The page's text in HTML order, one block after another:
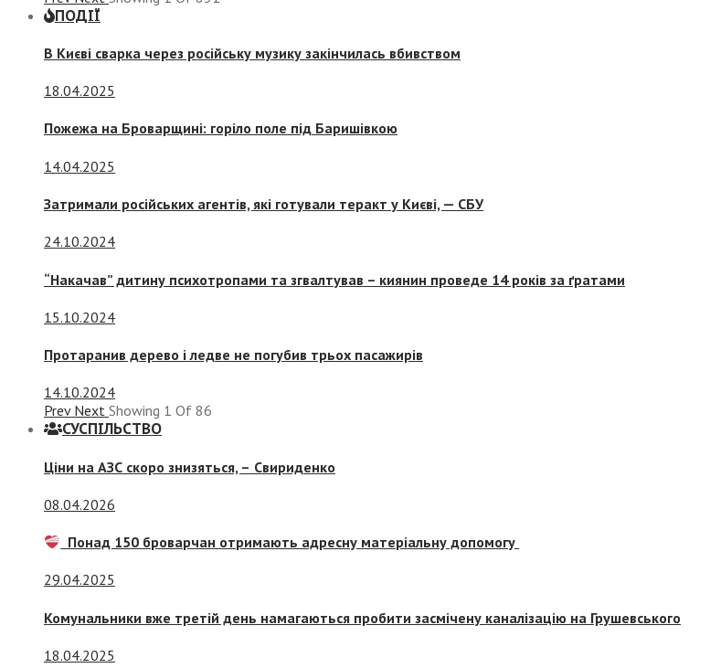
ПОДІЇ
В Києві сварка через російську музику закінчилась вбивством
18.04.2025
Пожежа на Броварщині: горіло поле під Баришівкою
14.04.2025
Затримали російських агентів, які готували теракт у Києві, — СБУ
24.10.2024
“Накачав” дитину психотропами та згвалтував – киянин проведе 14 років за ґратами
15.10.2024
Протаранив дерево і ледве не погубив трьох пасажирів
14.10.2024
Prev Next Showing 1 Of 86
СУСПIЛЬСТВО
Ціни на АЗС скоро знизяться, – Свириденко
08.04.2026
Понад 150 броварчан отримають адресну матеріальну допомогу
29.04.2025
Комунальники вже третій день намагаються пробити засмічену каналізацію на Грушевського
18.04.2025